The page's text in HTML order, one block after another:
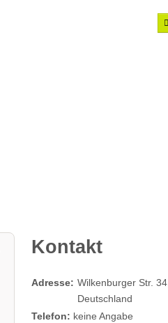
Kontakt
Adresse: Wilkenburger Str. 34
Deutschland
Telefon: keine Angabe